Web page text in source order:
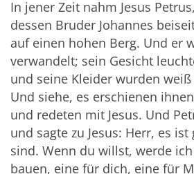
In jener Zeit nahm Jesus
dessen Bruder Johannes
auf einen hohen Berg. Und er
verwandelt; sein Gesicht
und seine Kleider wurden
Und siehe, es erschienen
und redeten mit Jesus. Und
und sagte zu Jesus: Herr, es
sind. Wenn du willst, werde
bauen, eine für dich, eine für